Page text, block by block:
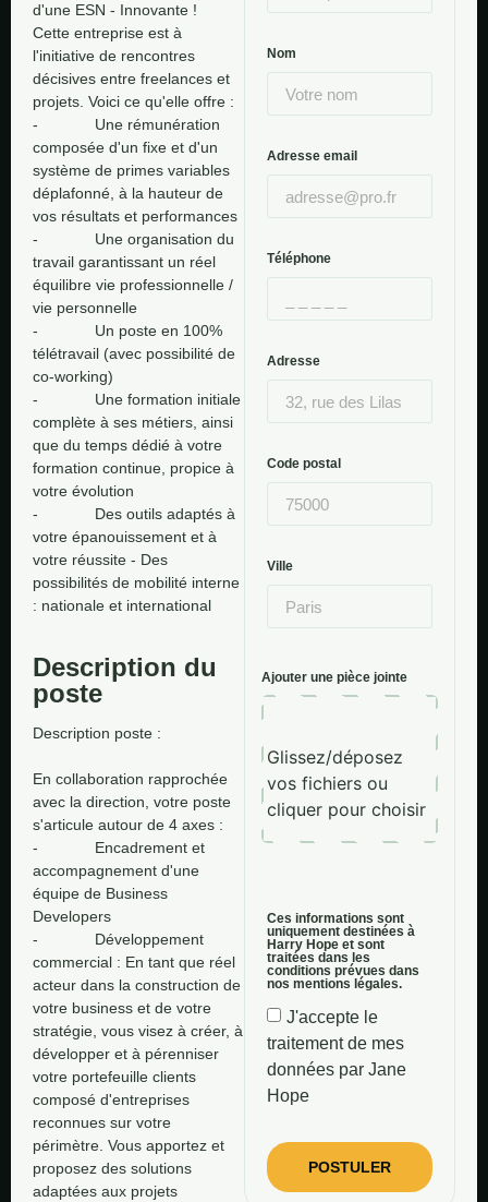
d'une ESN - Innovante !
Cette entreprise est à
l'initiative de rencontres
décisives entre freelances et
projets. Voici ce qu'elle offre :
-             Une rémunération
composée d'un fixe et d'un
système de primes variables
déplafonné, à la hauteur de
vos résultats et performances
-             Une organisation du
travail garantissant un réel
équilibre vie professionnelle /
vie personnelle
-             Un poste en 100%
télétravail (avec possibilité de
co-working)
-             Une formation initiale
complète à ses métiers, ainsi
que du temps dédié à votre
formation continue, propice à
votre évolution
-             Des outils adaptés à
votre épanouissement et à
votre réussite - Des
possibilités de mobilité interne
: nationale et international
Description du
poste
Description poste :
En collaboration rapprochée
avec la direction, votre poste
s'articule autour de 4 axes :
-             Encadrement et
accompagnement d'une
équipe de Business
Developers
-             Développement
commercial : En tant que réel
acteur dans la construction de
votre business et de votre
stratégie, vous visez à créer, à
développer et à pérenniser
votre portefeuille clients
composé d'entreprises
reconnues sur votre
périmètre. Vous apportez et
proposez des solutions
adaptées aux projets
Nom
Adresse email
Téléphone
Adresse
Code postal
Ville
Ajouter une pièce jointe
Ces informations sont
uniquement destinées à
Harry Hope et sont
traitées dans les
conditions prévues dans
nos mentions légales.
J'accepte le
traitement de mes
données par Jane
Hope
POSTULER